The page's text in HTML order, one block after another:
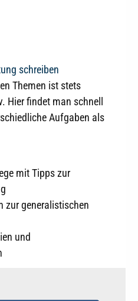
4.5 von 5 Sternen
schreiben
Themen ist stets
Hier findet man schnell
Aufgaben als
mit Tipps zur
zur generalistischen
und